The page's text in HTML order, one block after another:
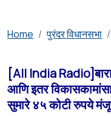
Home पुरंदर विधानसभा
[All India
आणि इतर
सुमारे ४५ कोटी रुपये